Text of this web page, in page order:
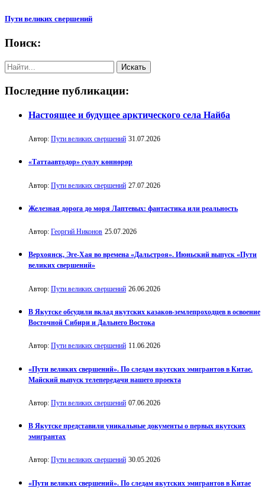
Пути великих свершений
Поиск:
Последние публикации:
Настоящее и будущее арктического села Найба
Автор: Пути великих свершений 31.07.2026
«Таттаавтодор» суолу көннөрөр
Автор: Пути великих свершений 27.07.2026
Железная дорога до моря Лаптевых: фантастика или реальность
Автор: Георгий Никонов 25.07.2026
Верхоянск, Эге-Хая во времена «Дальстроя». Июньский выпуск «Пути
великих свершений»
Автор: Пути великих свершений 26.06.2026
В Якутске обсудили вклад якутских казаков-землепроходцев в освоение
Восточной Сибири и Дальнего Востока
Автор: Пути великих свершений 11.06.2026
«Пути великих свершений». По следам якутских эмигрантов в Китае.
Майский выпуск телепередачи нашего проекта
Автор: Пути великих свершений 07.06.2026
В Якутске представили уникальные документы о первых якутских
эмигрантах
Автор: Пути великих свершений 30.05.2026
«Пути великих свершений». По следам якутских эмигрантов в Китае